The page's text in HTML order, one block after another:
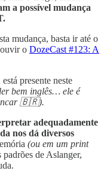
a possível mudança
mudança, basta ir até o
o DozeCast #123: A
presente neste
bem inglês… ele é
🇧🇷).
adequadamente
nos dá diversos
(ou em um print
padrões de Aslanger,